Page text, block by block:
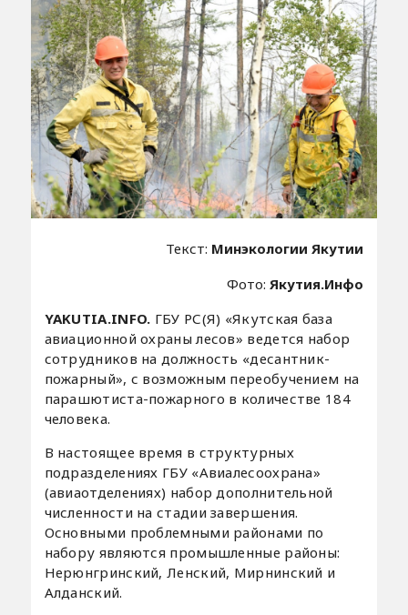
Текст: Минэкологии Якутии
Фото: Якутия.Инфо
YAKUTIA.INFO. ГБУ РС(Я) «Якутская база
авиационной охраны лесов» ведется набор
сотрудников на должность «десантник-
пожарный», с возможным переобучением на
парашютиста-пожарного в количестве 184
человека.
В настоящее время в структурных
подразделениях ГБУ «Авиалесоохрана»
(авиаотделениях) набор дополнительной
численности на стадии завершения.
Основными проблемными районами по
набору являются промышленные районы:
Нерюнгринский, Ленский, Мирнинский и
Алданский.